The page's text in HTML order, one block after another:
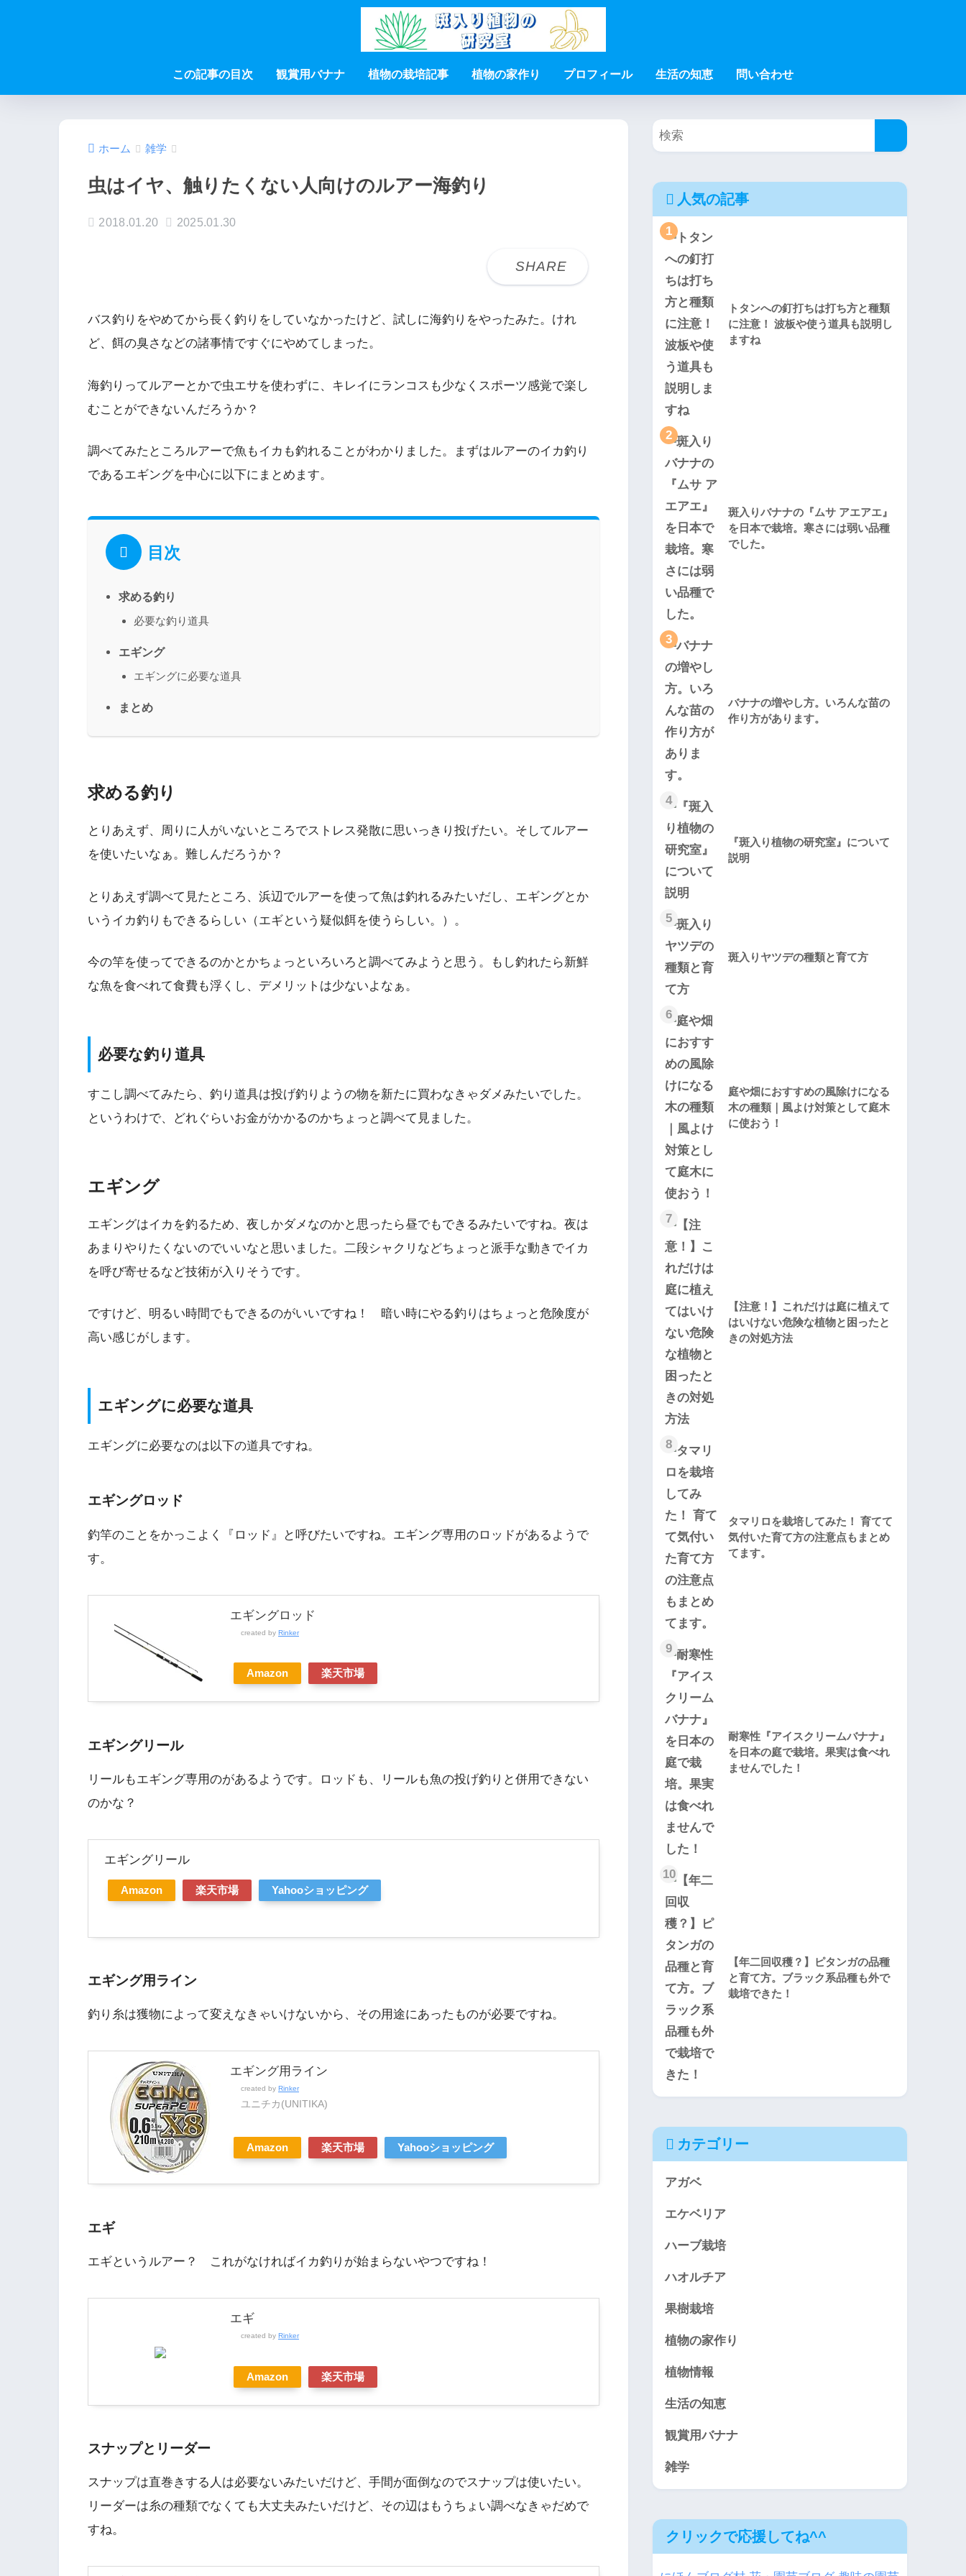
この記事の目次 観賞用バナナ 植物の栽培記事 植物の家作り プロフィール 生活の知恵 問い合わせ
ホーム 雑学
虫はイヤ、触りたくない人向けのルアー海釣り
2018.01.20 2025.01.30
バス釣りをやめてから長く釣りをしていなかったけど、試しに海釣りをやったみた。けれ
ど、餌の臭さなどの諸事情ですぐにやめてしまった。
海釣りってルアーとかで虫エサを使わずに、キレイにランコスも少なくスポーツ感覚で楽し
むことができないんだろうか？
調べてみたところルアーで魚もイカも釣れることがわかりました。まずはルアーのイカ釣り
であるエギングを中心に以下にまとめます。
目次
求める釣り
必要な釣り道具
エギング
エギングに必要な道具
まとめ
求める釣り
とりあえず、周りに人がいないところでストレス発散に思いっきり投げたい。そしてルアー
を使いたいなぁ。難しんだろうか？
とりあえず調べて見たところ、浜辺でルアーを使って魚は釣れるみたいだし、エギングとか
いうイカ釣りもできるらしい（エギという疑似餌を使うらしい。）。
今の竿を使ってできるのかとかちょっといろいろと調べてみようと思う。もし釣れたら新鮮
な魚を食べれて食費も浮くし、デメリットは少ないよなぁ。
必要な釣り道具
すこし調べてみたら、釣り道具は投げ釣りようの物を新たに買わなきゃダメみたいでした。
というわけで、どれぐらいお金がかかるのかちょっと調べて見ました。
エギング
エギングはイカを釣るため、夜しかダメなのかと思ったら昼でもできるみたいですね。夜は
あまりやりたくないのでいいなと思いました。二段シャクリなどちょっと派手な動きでイカ
を呼び寄せるなど技術が入りそうです。
ですけど、明るい時間でもできるのがいいですね！ 暗い時にやる釣りはちょっと危険度が
高い感じがします。
エギングに必要な道具
エギングに必要なのは以下の道具ですね。
エギングロッド
釣竿のことをかっこよく『ロッド』と呼びたいですね。エギング専用のロッドがあるようで
す。
エギングロッド
created by Rinker
Amazon 楽天市場
エギングリール
リールもエギング専用のがあるようです。ロッドも、リールも魚の投げ釣りと併用できない
のかな？
エギングリール
Amazon 楽天市場 Yahooショッピング
エギング用ライン
釣り糸は獲物によって変えなきゃいけないから、その用途にあったものが必要ですね。
エギング用ライン
created by Rinker
ユニチカ(UNITIKA)
Amazon 楽天市場 Yahooショッピング
エギ
エギというルアー？ これがなければイカ釣りが始まらないやつですね！
エギ
created by Rinker
Amazon 楽天市場
スナップとリーダー
スナップは直巻きする人は必要ないみたいだけど、手間が面倒なのでスナップは使いたい。
リーダーは糸の種類でなくても大丈夫みたいだけど、その辺はもうちょい調べなきゃだめで
すね。
人気の記事
1
トタンへの釘打ちは打ち方と種類
に注意！ 波板や使う道具も説明し
ますね
2
斑入りバナナの『ムサ アエアエ』
を日本で栽培。寒さには弱い品種
でした。
3
バナナの増やし方。いろんな苗の
作り方があります。
4
『斑入り植物の研究室』について
説明
5
斑入りヤツデの種類と育て方
6
庭や畑におすすめの風除けになる
木の種類｜風よけ対策として庭木
に使おう！
7
【注意！】これだけは庭に植えて
はいけない危険な植物と困ったと
きの対処方法
8
タマリロを栽培してみた！ 育てて
気付いた育て方の注意点もまとめ
てます。
9
耐寒性『アイスクリームバナナ』
を日本の庭で栽培。果実は食べれ
ませんでした！
10
【年二回収穫？】ピタンガの品種
と育て方。ブラック系品種も外で
栽培できた！
カテゴリー
アガベ
エケベリア
ハーブ栽培
ハオルチア
果樹栽培
植物の家作り
植物情報
生活の知恵
観賞用バナナ
雑学
クリックで応援してね^^